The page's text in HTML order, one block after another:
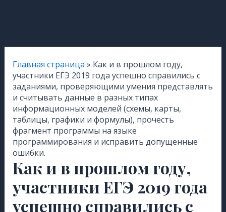
Главная страница » Как и в прошлом году,
участники ЕГЭ 2019 года успешно справились с
заданиями, проверяющими умения представлять
и считывать данные в разных типах
информационных моделей (схемы, карты,
таблицы, графики и формулы), прочесть
фрагмент программы на языке
программирования и исправить допущенные
ошибки.
Как и в прошлом году,
участники ЕГЭ 2019 года
успешно справились с